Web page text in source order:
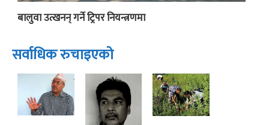
बालुवा उत्खनन् गर्ने ट्रिपर नियन्त्रणमा
सर्वाधिक रुचाइएको